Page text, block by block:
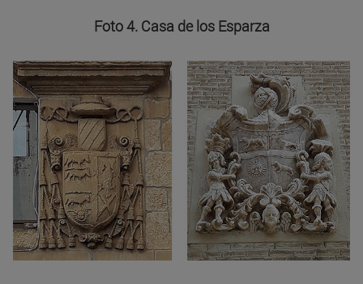
Foto 4. Casa de los Esparza